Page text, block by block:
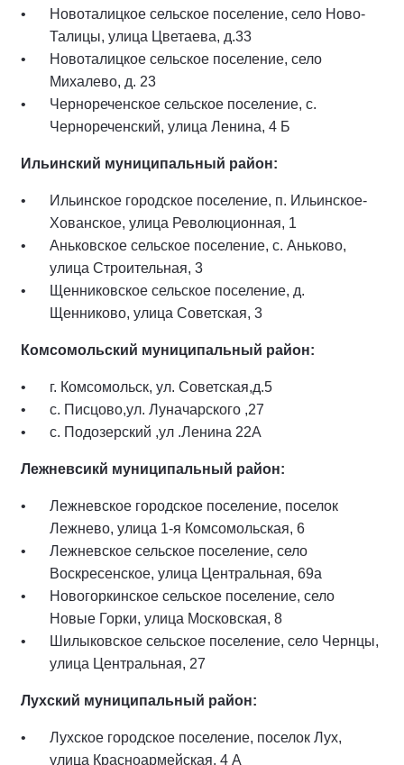
Новоталицкое сельское поселение, село Ново-
Талицы, улица Цветаева, д.33
Новоталицкое сельское поселение, село
Михалево, д. 23
Чернореченское сельское поселение, с.
Чернореченский, улица Ленина, 4 Б
Ильинский муниципальный район:
Ильинское городское поселение, п. Ильинское-
Хованское, улица Революционная, 1
Аньковское сельское поселение, с. Аньково,
улица Строительная, 3
Щенниковское сельское поселение, д.
Щенниково, улица Советская, 3
Комсомольский муниципальный район:
г. Комсомольск, ул. Советская,д.5
с. Писцово,ул. Луначарского ,27
с. Подозерский ,ул .Ленина 22А
Лежневсикй муниципальный район:
Лежневское городское поселение, поселок
Лежнево, улица 1-я Комсомольская, 6
Лежневское сельское поселение, село
Воскресенское, улица Центральная, 69а
Новогоркинское сельское поселение, село
Новые Горки, улица Московская, 8
Шилыковское сельское поселение, село Чернцы,
улица Центральная, 27
Лухский муниципальный район:
Лухское городское поселение, поселок Лух,
улица Красноармейская, 4 А